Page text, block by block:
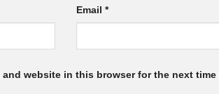
Email *
and website in this browser for the next time